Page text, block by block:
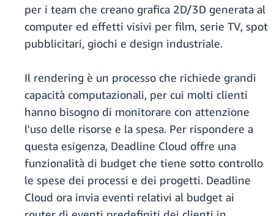
per i team che creano grafica 2D/3D generata al
computer ed effetti visivi per film, serie TV, spot
pubblicitari, giochi e design industriale.
Il rendering è un processo che richiede grandi
capacità computazionali, per cui molti clienti
hanno bisogno di monitorare con attenzione
l'uso delle risorse e la spesa. Per rispondere a
questa esigenza, Deadline Cloud offre una
funzionalità di budget che tiene sotto controllo
le spese dei processi e dei progetti. Deadline
Cloud ora invia eventi relativi al budget ai